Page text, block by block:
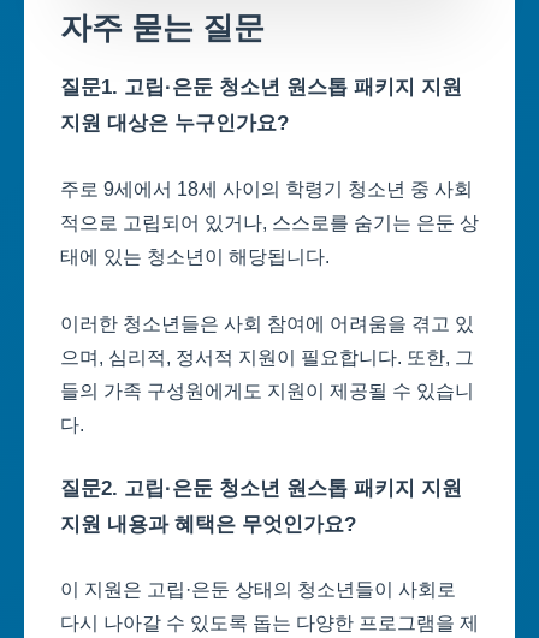
자주 묻는 질문
질문1. 고립·은둔 청소년 원스톱 패키지 지원
지원 대상은 누구인가요?
주로 9세에서 18세 사이의 학령기 청소년 중 사회
적으로 고립되어 있거나, 스스로를 숨기는 은둔 상
태에 있는 청소년이 해당됩니다.
이러한 청소년들은 사회 참여에 어려움을 겪고 있
으며, 심리적, 정서적 지원이 필요합니다. 또한, 그
들의 가족 구성원에게도 지원이 제공될 수 있습니
다.
질문2. 고립·은둔 청소년 원스톱 패키지 지원
지원 내용과 혜택은 무엇인가요?
이 지원은 고립·은둔 상태의 청소년들이 사회로
다시 나아갈 수 있도록 돕는 다양한 프로그램을 제